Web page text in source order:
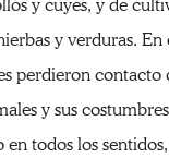
y cuyes, y de
y verduras. En
perdieron contacto
y sus
en todos los